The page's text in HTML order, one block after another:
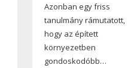
Azonban egy friss
tanulmány rámutatott,
hogy az épített
környezetben
gondoskodóbb…